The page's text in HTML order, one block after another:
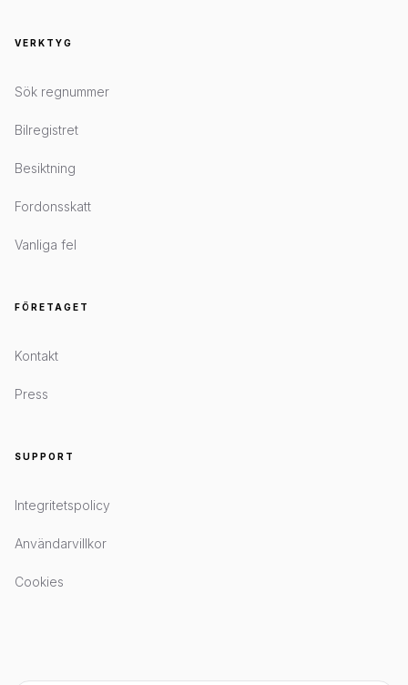
VERKTYG
Sök regnummer
Bilregistret
Besiktning
Fordonsskatt
Vanliga fel
FÖRETAGET
Kontakt
Press
SUPPORT
Integritetspolicy
Användarvillkor
Cookies